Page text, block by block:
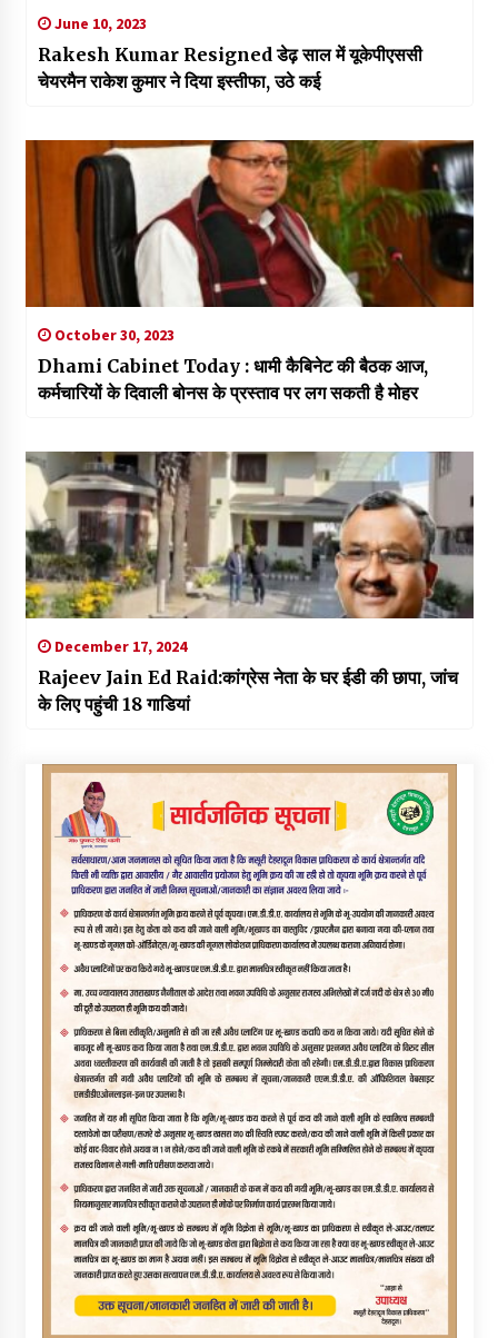
June 10, 2023
Rakesh Kumar Resigned डेढ़ साल में यूकेपीएससी
चेयरमैन राकेश कुमार ने दिया इस्तीफा, उठे कई
October 30, 2023
Dhami Cabinet Today : धामी कैबिनेट की बैठक आज,
कर्मचारियों के दिवाली बोनस के प्रस्ताव पर लग सकती है मोहर
December 17, 2024
Rajeev Jain Ed Raid:कांग्रेस नेता के घर ईडी की छापा, जांच
के लिए पहुंची 18 गाडियां